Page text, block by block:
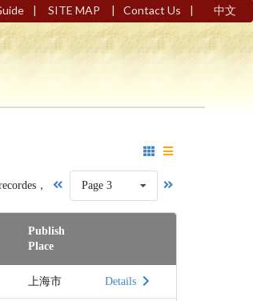
| SITE MAP | Contact Us | 中文
， Page 3
Publish
Place
上海市 Details